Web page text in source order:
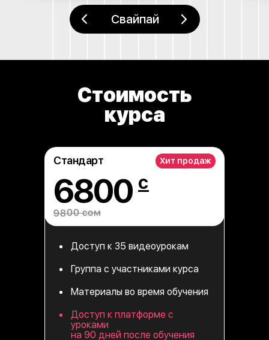
Свайпай
Стоимость
курса
6800
Материалы во время обучения
с
Стандарт
9800 сом
Хит продаж
Доступ к платформе с
уроками
на 90 дней после обучения
Группа с участниками курса
Доступ к 35 видеоурокам
Записаться на курс
Материалы во время обучения
Доступ к платформе с
*300 участников в группе